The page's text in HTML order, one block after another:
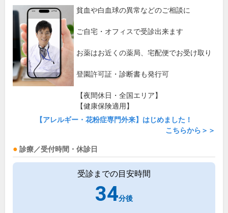
貧血や白血球の異常などのご相談に
ご自宅・オフィスで受診出来ます
お薬はお近くの薬局、宅配便でお受け取り
登園許可証・診断書も発行可
【夜間休日・全国エリア】
【健康保険適用】
【アレルギー・花粉症専門外来】はじめました！
こちらから＞＞
診療／受付時間・休診日
受診までの目安時間
34分後